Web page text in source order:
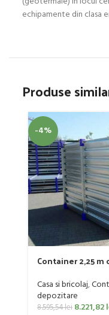
echipamente din clasa
Produse
-4%
Container 2,25 m
Casa si bricolaj,
depozitare
8.595,54lei 8.221,82